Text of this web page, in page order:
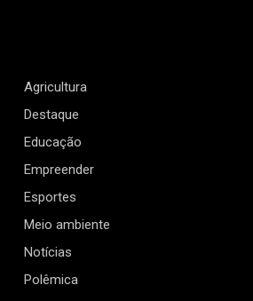
Agricultura
Destaque
Educação
Empreender
Esportes
Meio ambiente
Notícias
Polêmica